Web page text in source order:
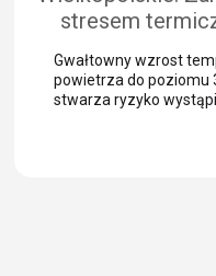
uwagę, aby […]
stresem
uprawie buraka
Możliwości
bieżących
Gwałtowny wzrost
powietrza do poziomu
stwarza ryzyko
specyficznych